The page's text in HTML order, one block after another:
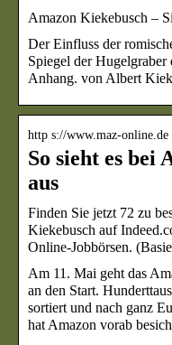
Amazon Kiekebusch –
Der Einfluss der
Spiegel der Hugelgraber
Anhang. von Albert
http s://www.maz-
So sieht es bei
aus
Finden Sie jetzt 72 zu
Kiekebusch auf
Online-Jobbörsen.
Am 11. Mai geht das
an den Start.
sortiert und nach ganz
hat Amazon vorab